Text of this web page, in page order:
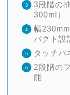
3段階の
300ml）
幅
パクト設
タッチパ
2段階の
能